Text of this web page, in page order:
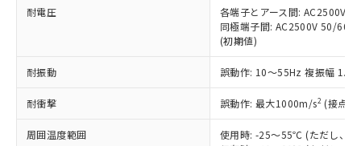
耐電圧
各端子とアース間: AC2500V
同極端子間: AC2500V 50/
(初期値)
耐振動 誤動作: 10～55Hz 複振幅
耐衝撃 誤動作: 最大1000m/s2 (接点
周囲温度範囲
使用時: -25～55℃ (ただし、氷
オムロン制御機器販売店や当社販売拠
販売ネットワーク
」をご確認
在庫状況および標準価格結果を当社の
事前の承諾なく第三者に漏洩または開
示しないようお願いします。
マイパーツ機能（部品リスト作成サー
ビス）をご利用いただくには、I-Web
フタル酸エステル類の４物質については閾値を超える意
図的な使用がないことを確認しています。
部品在庫の切り替え状況などにより、予定
月が前後することがあります。
「ｅ」：有害物質（10物質）のすべてが基
準値以下であることを示します。
「10」：通常の使用状況下において有害物
質が外部に漏えいし、環境に深刻な影響を
ル、化学兵器、生物兵器またはその他
武器並びにこれらの製造装置等に一切
当社は、貴社製品を第三者に販売する
場合は、上記1、2および3の内容を当
該第三者に通知します。また当社は、
販売先および販売に係わる関係者が違
法に輸出するおそれがある場合は、取
在庫なし(最新の在庫状況につ
いては、お客様のお取引先、ま
たはお客様担当のオムロン制御
機器販売店・当社販売員にご確
白
受注生産機種、また在庫状況の
情報を公開していない機種